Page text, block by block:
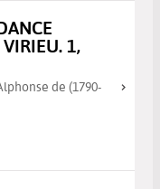
1,
de (1790-